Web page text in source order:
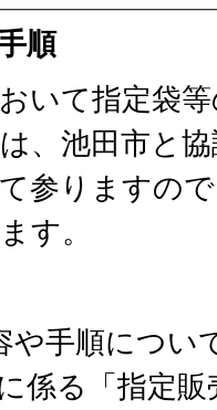
順
いて指定袋
、池田市と
参りますの
す。
や手順につ
係る「指定